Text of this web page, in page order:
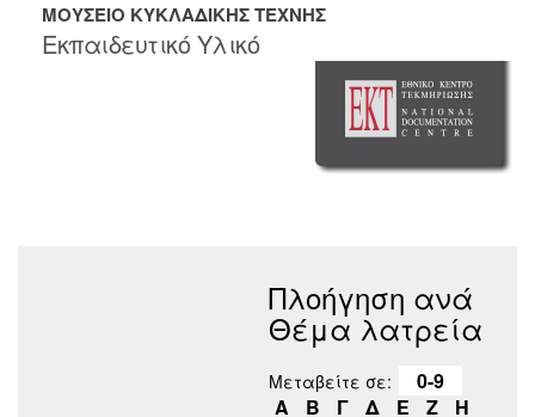
ΜΟΥΣΕΙΟ ΚΥΚΛΑΔΙΚΗΣ ΤΕΧΝΗΣ
Εκπαιδευτικό Υλικό
Πλοήγηση ανά
Θέμα λατρεία
Μεταβείτε σε:
0-9
Α
Β Γ Δ Ε Ζ
Η